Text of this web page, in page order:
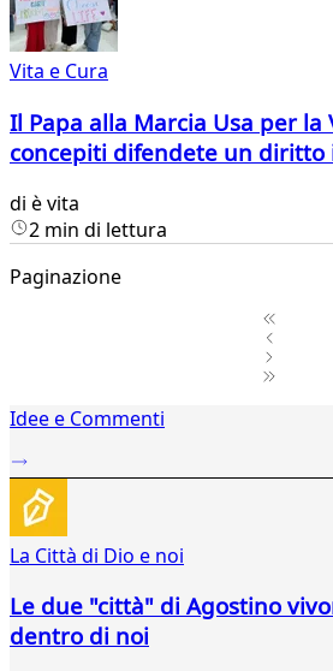
Vita e Cura
Il Papa alla Marcia Usa per la
concepiti difendete un diritto
di è vita
2 min di lettura
Paginazione
2Idee e Commenti
La Città di Dio e noi
Le due "città" di Agostino
dentro di noi